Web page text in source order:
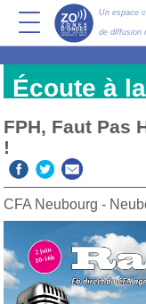
Un espace
de diffusion
Écoute à
FPH, Faut Pas
!
CFA Neubourg -